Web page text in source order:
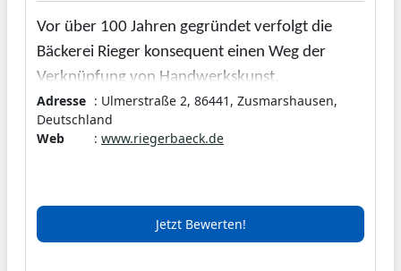
Vor über 100 Jahren gegründet verfolgt die
Bäckerei Rieger konsequent einen Weg der
Verknüpfung von Handwerkskunst,
Traditionsbewusstsein und einem hohem
Anspruch an Qualität.
Geschmack treffen.
Adresse : Ulmerstraße 2, 86441, Zusmarshausen,
Deutschland
Web
: www.riegerbaeck.de
Jetzt Bewerten!